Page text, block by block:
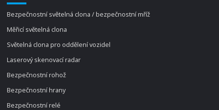
Bezpečnostní světelná clona / bezpečnostní mříž
Měřicí světelná clona
Světelná clona pro oddělení vozidel
Laserový skenovací radar
Bezpečnostní rohož
Bezpečnostní hrany
Bezpečnostní relé